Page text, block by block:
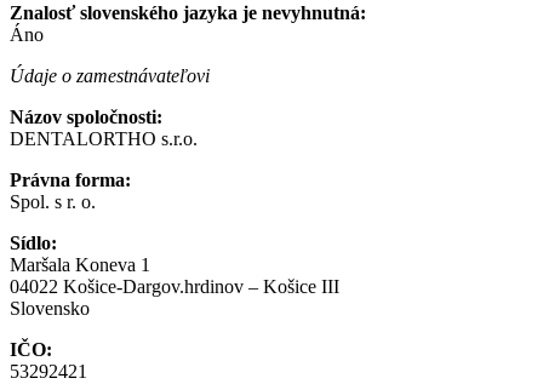
Znalosť slovenského jazyka je nevyhnutná:
Áno
Údaje o zamestnávateľovi
Názov spoločnosti:
DENTALORTHO s.r.o.
Právna forma:
Spol. s r. o.
Sídlo:
Maršala Koneva 1
04022 Košice-Dargov.hrdinov – Košice III
Slovensko
IČO:
53292421